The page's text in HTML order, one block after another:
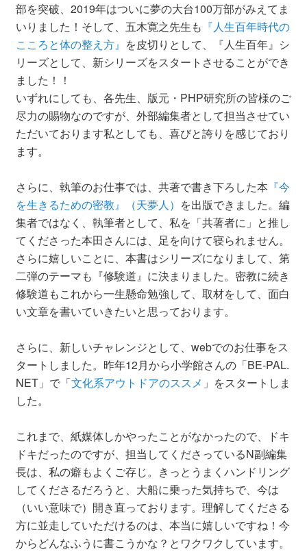
部を突破、2019年はついに夢の大台100万部がみえてま
いりました！そして、五木寛之先生も 『人生百年時代の
こころと体の整え方』 を皮切りとして、『人生百年』シ
リーズとして、新シリーズをスタートさせることができ
ました！！
いずれにしても、各先生、版元・PHP研究所の皆様のご
尽力の賜物なのですが、外部編集者として担当させてい
ただいております私としても、喜びと誇りを感じており
ます。
さらに、執筆のお仕事では、共著で書き下ろした本 『今
を生きるための密教』（天夢人） を出版できました。編
集者ではなく、執筆者として、私を「共著者に」と推し
てくださった本田さんには、足を向けて寝られません。
さらに嬉しいことに、本書はシリーズになりまして、第
二弾のテーマも『修験道』に決まりました。密教に続き
修験道もこれから一生懸命勉強して、取材をして、面白
い文章を書いていきたいと思っております。
さらに、新しいチャレンジとして、webでのお仕事をス
タートしました。昨年12月から小学館さんの「BE-PAL.
NET」で「文化系アウトドアのススメ 」をスタートしま
した。
これまで、紙媒体しかやったことがなかったので、ドキ
ドキだったのですが、担当してくださっているN副編集
長は、私の癖もよくご存じ。きっとうまくハンドリング
してくださるだろうと、大船に乗った気持ちで、今は
（いい意味で）開き直っております。理解してくださる
方に並走していただけるのは、本当に嬉しいですね！今
からどんなふうに書こうかな？とワクワクしています。